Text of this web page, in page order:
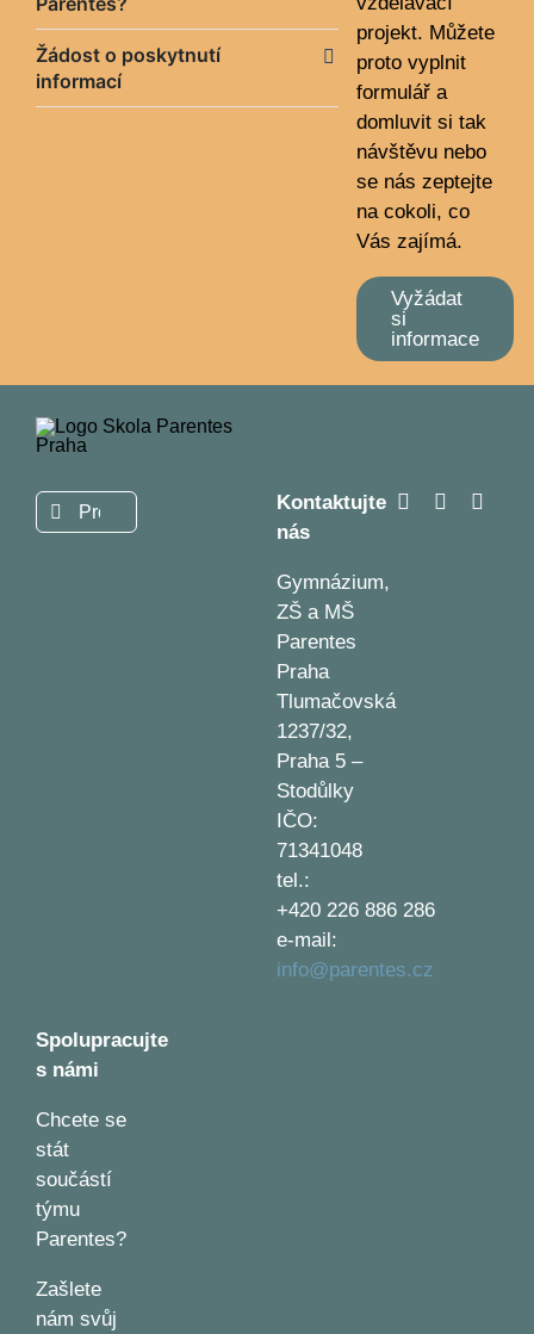
Žádost o poskytnutí
informací
projekt. Můžete
proto vyplnit
formulář a
domluvit si tak
návštěvu nebo
se nás zeptejte
na cokoli, co
Vás zajímá.
Vyžádat
si
informace
Hledat:
Kontaktujte
nás
Gymnázium,
ZŠ a MŠ
Parentes
Praha
Tlumačovská
1237/32,
Praha 5 –
Stodůlky
IČO:
71341048
tel.:
+420 226 886 286
e-mail:
info@parentes.cz
Spolupracujte
s námi
Chcete se
stát
součástí
týmu
Parentes?
Zašlete
nám svůj